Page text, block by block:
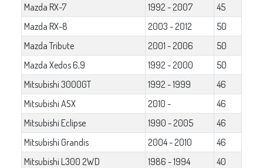
Mazda RX-7
1992 - 2007
45
Mazda RX-8
2003 - 2012
50
Mazda Tribute
2001 - 2006
50
Mazda Xedos 6,9
1992 - 2000
50
Mitsubishi 3000GT
1992 - 1999
46
Mitsubishi ASX
2010 -
46
Mitsubishi Eclipse
1990 - 2005
46
Mitsubishi Grandis
2004 - 2010
46
Mitsubishi L300 2WD
1986 - 1994
40